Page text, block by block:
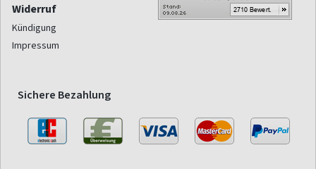
Widerruf
Kündigung
Impressum
Sichere Bezahlung